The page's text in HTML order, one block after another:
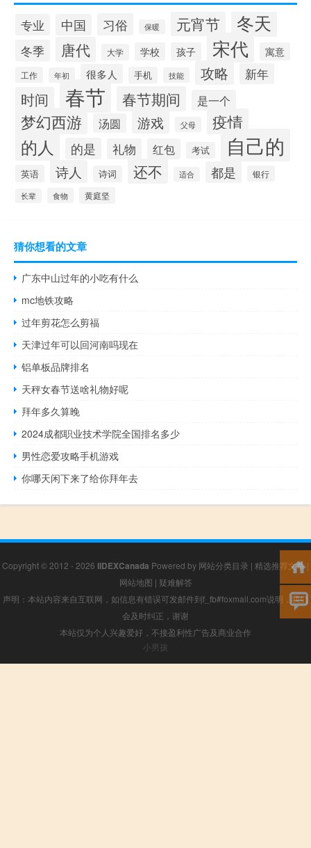
专业 中国 习俗 保暖 元宵节 冬天
冬季 唐代 大学 学校 孩子 宋代 寓意
工作 年初 很多人 手机 技能 攻略 新年
时间 春节 春节期间 是一个
梦幻西游 汤圆 游戏 父母 疫情
的人 的是 礼物 红包 考试 自己的
英语 诗人 诗词 还不 适合 都是 银行
长辈 食物 黄庭坚
猜你想看的文章
广东中山过年的小吃有什么
mc地铁攻略
过年剪花怎么剪福
天津过年可以回河南吗现在
铝单板品牌排名
天秤女春节送啥礼物好呢
拜年多久算晚
2024成都职业技术学院全国排名多少
男性恋爱攻略手机游戏
你哪天闲下来了给你拜年去
Copyright © 2012 - 2026 IIDEXCanada Powered by 网站分类目录 | 精选推荐文章|
网站地图 | 疑难解答
声明：本站内容来自互联网，如信息有错误可发邮件到f_fb#foxmail.com说明，我们
会及时纠正，谢谢
本站仅为个人兴趣爱好，不接盈利性广告及商业合作
小男孩